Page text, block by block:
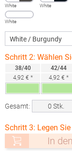
White White
White
Schritt 2: Wählen
38/40
4,92 € *
42/44
4,92 € *
Gesamt: 0 Stk.
Schritt 3: Legen
In